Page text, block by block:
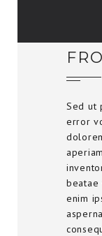
Sed ut
error
beatae
enim